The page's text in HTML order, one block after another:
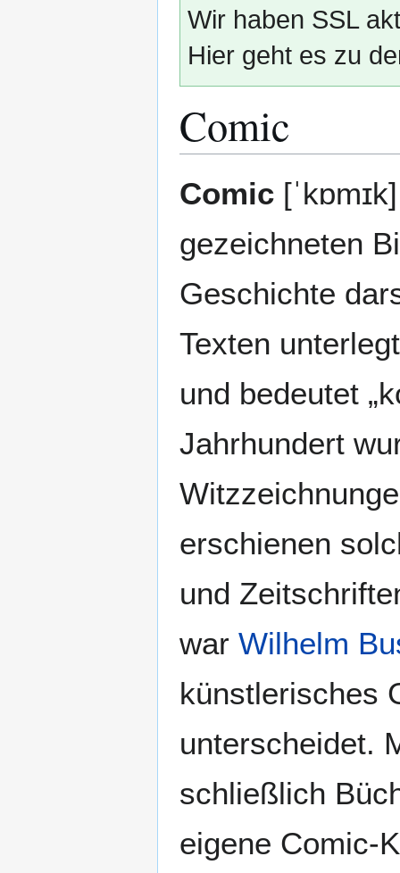
Wir haben SSL
Hier geht es zu
Comic
Navigation
Suche
Comic
gezeichneten
Geschichte
Texten
und bedeutet
Jahrhundert
erschienen
und
war Wilhelm
künstlerisches
unterscheidet.
schließlich
eigene Comic-